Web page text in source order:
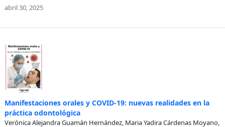
abril 30, 2025
Manifestaciones orales y COVID-19: nuevas realidades en la
práctica odontológica
Verónica Alejandra Guamán Hernández, Maria Yadira Cárdenas Moyano,